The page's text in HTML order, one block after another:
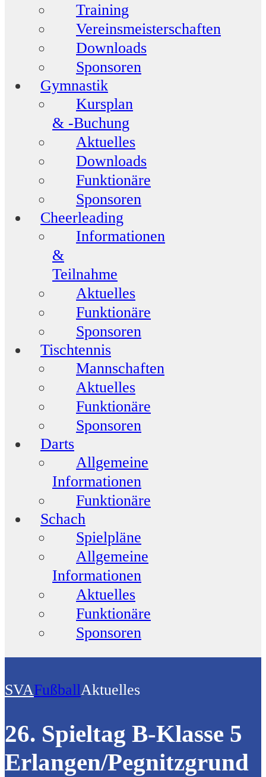
Training
Vereinsmeisterschaften
Downloads
Sponsoren
Gymnastik
Kursplan
& -Buchung
Aktuelles
Downloads
Funktionäre
Sponsoren
Cheerleading
Informationen
&
Teilnahme
Aktuelles
Funktionäre
Sponsoren
Tischtennis
Mannschaften
Aktuelles
Funktionäre
Sponsoren
Darts
Allgemeine
Informationen
Funktionäre
Schach
Spielpläne
Allgemeine
Informationen
Aktuelles
Funktionäre
Sponsoren
SVAFußballAktuelles
26. Spieltag B-Klasse 5
Erlangen/Pegnitzgrund